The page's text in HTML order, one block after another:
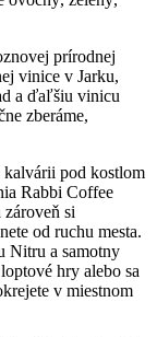
prírodnej
vinice v Jarku,
a ďaľšiu vinicu
zberáme,
kalvárii pod kostlom
Rabbi Coffee
si
od ruchu mesta.
Nitru a samotny
hry alebo sa
v miestnom